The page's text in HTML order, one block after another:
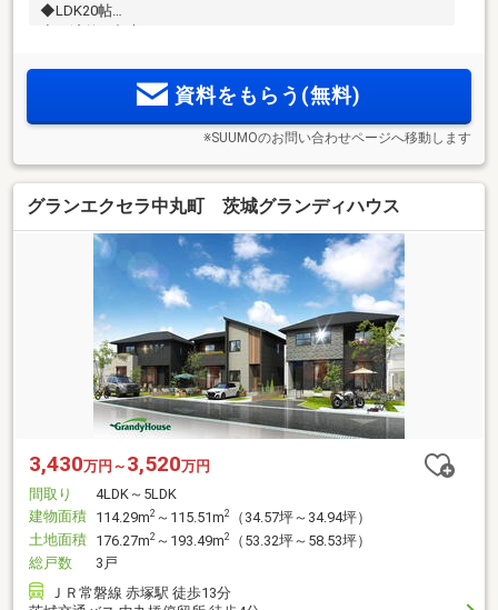
◆LDK20帖
資料をもらう(無料)
※SUUMOのお問い合わせページへ移動します
グランエクセラ中丸町 茨城グランディハウス
3,430万円～ 3,520万円
間取り
4LDK～5LDK
建物面積 114.29m2 ～115.51m2
（34.57坪～34.94坪）
土地面積 176.27m2 ～193.49m2
（53.32坪～58.53坪）
総戸数
3戸
ＪＲ常磐線 赤塚駅 徒歩13分